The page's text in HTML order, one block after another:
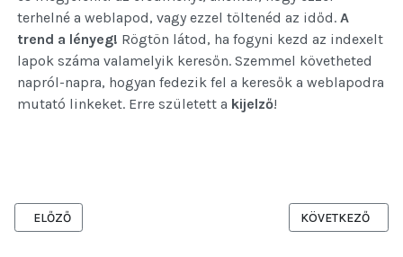
terhelné a weblapod, vagy ezzel töltenéd az időd. A
trend a lényeg! Rögtön látod, ha fogyni kezd az indexelt
lapok száma valamelyik keresőn. Szemmel követheted
napról-napra, hogyan fedezik fel a keresők a weblapodra
mutató linkeket. Erre született a kijelző!
ELŐZŐ CIKK: MINI GOOGLE PAGERANK MODUL, REV 1.4, ENGLISH
ELŐZŐ KÖVETKEZŐ
KÖVETKEZŐ